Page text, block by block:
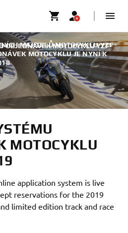
OBJEDNÁVEK MOTOCYKLU YZF-
MAJITELŮ MOTOCYKLU YZF-
MOTOCYKLU JE NYNÍ K
MOTOCYKLU
application system is live
reservations for the 2019
limited edition track and race